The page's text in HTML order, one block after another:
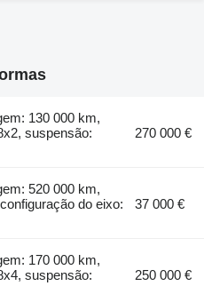
130 000 km,
suspensão:
270 000 €
520 000 km,
do eixo:
37 000 €
170 000 km,
suspensão:
250 000 €